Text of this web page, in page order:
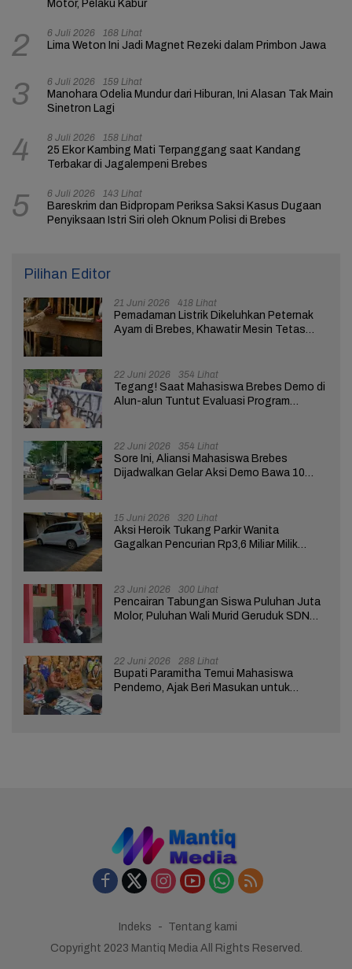
Motor, Pelaku Kabur
2 6 Juli 2026 168 Lihat
Lima Weton Ini Jadi Magnet Rezeki dalam Primbon Jawa
3 6 Juli 2026 159 Lihat
Manohara Odelia Mundur dari Hiburan, Ini Alasan Tak Main
Sinetron Lagi
4 8 Juli 2026 158 Lihat
25 Ekor Kambing Mati Terpanggang saat Kandang
Terbakar di Jagalempeni Brebes
5 6 Juli 2026 143 Lihat
Bareskrim dan Bidpropam Periksa Saksi Kasus Dugaan
Penyiksaan Istri Siri oleh Oknum Polisi di Brebes
Pilihan Editor
21 Juni 2026 418 Lihat
Pemadaman Listrik Dikeluhkan Peternak
Ayam di Brebes, Khawatir Mesin Tetas
22 Juni 2026 354 Lihat
Tegang! Saat Mahasiswa Brebes Demo di
Alun-alun Tuntut Evaluasi Program
22 Juni 2026 354 Lihat
Sore Ini, Aliansi Mahasiswa Brebes
Dijadwalkan Gelar Aksi Demo Bawa 10
15 Juni 2026 320 Lihat
Aksi Heroik Tukang Parkir Wanita
Gagalkan Pencurian Rp3,6 Miliar Milik
23 Juni 2026 300 Lihat
Pencairan Tabungan Siswa Puluhan Juta
Molor, Puluhan Wali Murid Geruduk SDN
22 Juni 2026 288 Lihat
Bupati Paramitha Temui Mahasiswa
Pendemo, Ajak Beri Masukan untuk
Indeks
Tentang kami
Copyright 2023 Mantiq Media All Rights Reserved.